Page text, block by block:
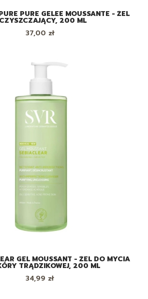
PURE GELEE MOUSSANTE - ŻEL
200 ML
Cena
37,00 zł
GEL MOUSSANT - ŻEL DO MYCIA
TRĄDZIKOWEJ, 200 ML
Cena
34,99 zł